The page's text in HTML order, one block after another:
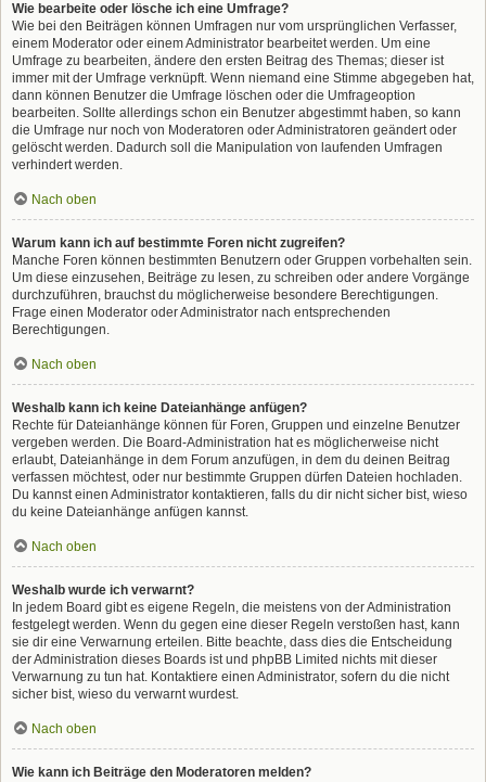
Wie bearbeite oder lösche ich eine Umfrage?
Wie bei den Beiträgen können Umfragen nur vom ursprünglichen Verfasser,
einem Moderator oder einem Administrator bearbeitet werden. Um eine
Umfrage zu bearbeiten, ändere den ersten Beitrag des Themas; dieser ist
immer mit der Umfrage verknüpft. Wenn niemand eine Stimme abgegeben hat,
dann können Benutzer die Umfrage löschen oder die Umfrageoption
bearbeiten. Sollte allerdings schon ein Benutzer abgestimmt haben, so kann
die Umfrage nur noch von Moderatoren oder Administratoren geändert oder
gelöscht werden. Dadurch soll die Manipulation von laufenden Umfragen
verhindert werden.
Nach oben
Warum kann ich auf bestimmte Foren nicht zugreifen?
Manche Foren können bestimmten Benutzern oder Gruppen vorbehalten sein.
Um diese einzusehen, Beiträge zu lesen, zu schreiben oder andere Vorgänge
durchzuführen, brauchst du möglicherweise besondere Berechtigungen.
Frage einen Moderator oder Administrator nach entsprechenden
Berechtigungen.
Nach oben
Weshalb kann ich keine Dateianhänge anfügen?
Rechte für Dateianhänge können für Foren, Gruppen und einzelne Benutzer
vergeben werden. Die Board-Administration hat es möglicherweise nicht
erlaubt, Dateianhänge in dem Forum anzufügen, in dem du deinen Beitrag
verfassen möchtest, oder nur bestimmte Gruppen dürfen Dateien hochladen.
Du kannst einen Administrator kontaktieren, falls du dir nicht sicher bist, wieso
du keine Dateianhänge anfügen kannst.
Nach oben
Weshalb wurde ich verwarnt?
In jedem Board gibt es eigene Regeln, die meistens von der Administration
festgelegt werden. Wenn du gegen eine dieser Regeln verstoßen hast, kann
sie dir eine Verwarnung erteilen. Bitte beachte, dass dies die Entscheidung
der Administration dieses Boards ist und phpBB Limited nichts mit dieser
Verwarnung zu tun hat. Kontaktiere einen Administrator, sofern du die nicht
sicher bist, wieso du verwarnt wurdest.
Nach oben
Wie kann ich Beiträge den Moderatoren melden?